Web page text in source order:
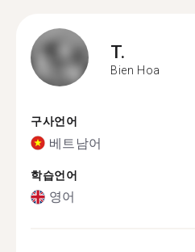
T.
Bien Hoa
구사언어
베트남어
학습언어
영어